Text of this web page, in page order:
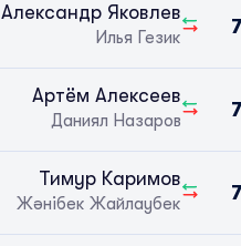
Александр Яковлев
Илья Гезик
Артём Алексеев
Даниял Назаров
Тимур Каримов
Жәнібек Жайлаубек